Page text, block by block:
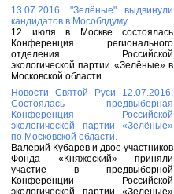
13.07.2016. "Зелёные" выдвинули
кандидатов в Мособлдуму.
12 июля в Москве состоялась
Конференция регионального
отделения Российской
экологической партии «Зелёные» в
Московской области.
Новости Святой Руси 12.07.2016:
Состоялась предвыборная
Конференция Российской
экологической партии «Зелёные»
по Московской области.
Валерий Кубарев и двое участников
Фонда «Княжеский» приняли
участие в предвыборной
Конференции Российской
экологической партии «Зеленые»